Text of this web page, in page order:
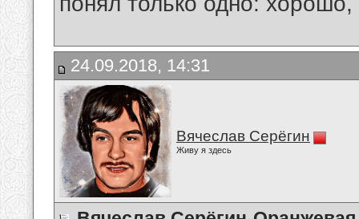
24.09.2018, 14:31
Вячеслав Серёгин
Живу я здесь